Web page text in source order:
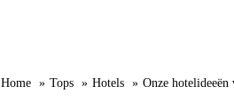
Home Tops Hotels
Onze hotelideeën